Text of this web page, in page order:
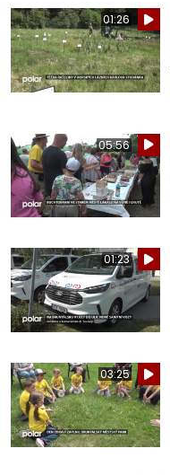
01:26
05:56
01:23
03:25